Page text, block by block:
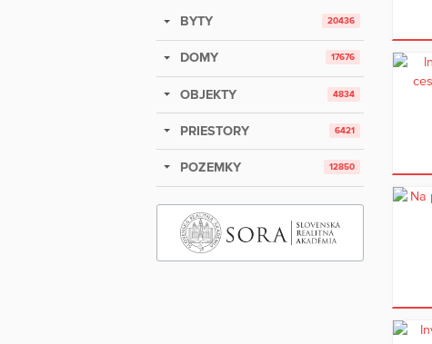
BYTY 20436
DOMY 17676
OBJEKTY 4834
PRIESTORY 6421
POZEMKY 12850